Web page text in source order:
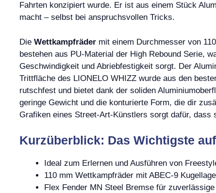
Fahrten konzipiert wurde. Er ist aus einem Stück
macht – selbst bei anspruchsvollen Tricks.
Die Wettkampfräder mit einem Durchmesser von
bestehen aus PU-Material der High Rebound Serie,
Geschwindigkeit und Abriebfestigkeit sorgt. Der
Trittfläche des LIONELO WHIZZ wurde aus den
rutschfest und bietet dank der soliden
geringe Gewicht und die konturierte Form, die dir
Grafiken eines Street-Art-Künstlers sorgt dafür, dass
Kurzüberblick: Das Wichtigste
Ideal zum Erlernen und Ausführen von
110 mm Wettkampfräder mit ABEC-9
Flex Fender MN Steel Bremse für